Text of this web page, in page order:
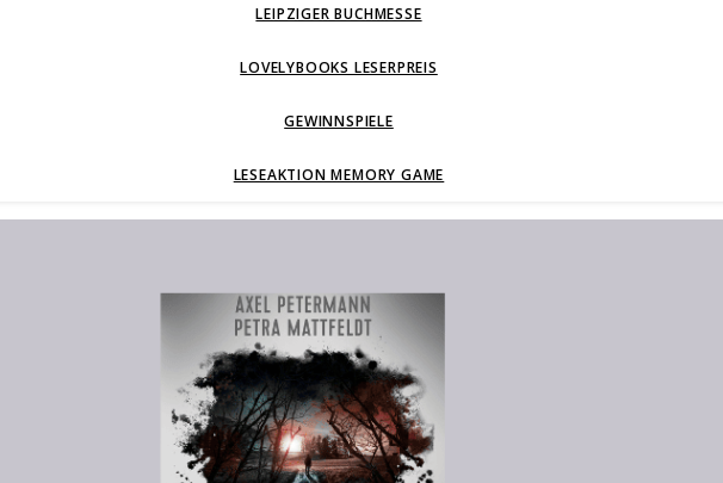
LEIPZIGER BUCHMESSE
LOVELYBOOKS LESERPREIS
GEWINNSPIELE
LESEAKTION MEMORY GAME